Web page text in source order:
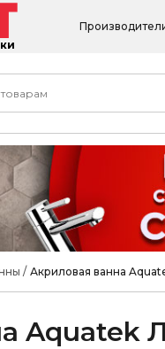
/ Акриловая ванна
Aquatek